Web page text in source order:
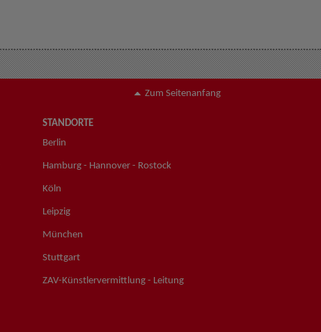
Zum Seitenanfang
STANDORTE
Berlin
Hamburg - Hannover - Rostock
Köln
Leipzig
München
Stuttgart
ZAV-Künstlervermittlung - Leitung